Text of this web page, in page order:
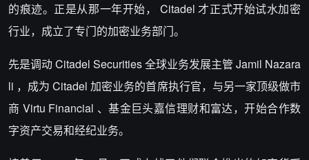
的痕迹。正是从那一年开始， Citadel 才正式开始试水加密
行业，成立了专门的加密业务部门。
先是调动 Citadel Securities 全球业务发展主管 Jamil Nazara
li ，成为 Citadel 加密业务的首席执行官，与另一家顶级做市
商 Virtu Financial 、基金巨头嘉信理财和富达，开始合作数
字资产交易和经纪业务。